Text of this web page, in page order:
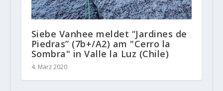
Siebe Vanhee meldet “Jardines de
Piedras” (7b+/A2) am "Cerro la
Sombra" in Valle la Luz (Chile)
4. März 2020